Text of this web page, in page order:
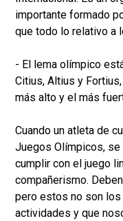
importante formado
que todo lo relativo a
- El lema olímpico
Citius, Altius y
más alto y el más
Cuando un atleta de
Juegos Olímpicos, se
cumplir con el juego
compañerismo.
pero estos no son
actividades y que